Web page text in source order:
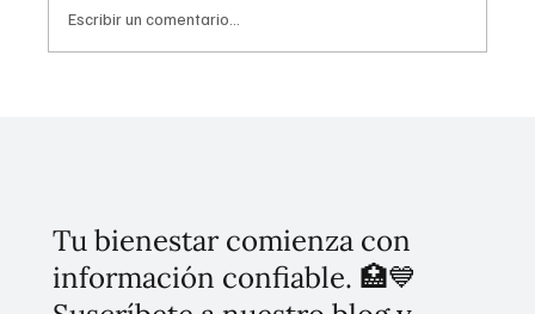
Escribir un comentario...
Tu bienestar comienza con
información confiable. 🏥💙